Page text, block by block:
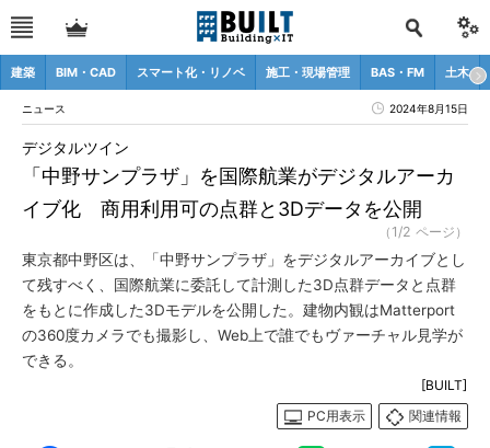
建築 BIM・CAD スマート化・リノベ 施工・現場管理 BAS・FM 土木
ニュース 2024年8月15日
「中野サンプラザ」を国際航業がデジタルアーカ
イブ化 商用利用可の点群と3Dデータを公開
デジタルツイン
（1/2 ページ）
東京都中野区は、「中野サンプラザ」をデジタルアーカイブとし
て残すべく、国際航業に委託して計測した3D点群データと点群
をもとに作成した3Dモデルを公開した。建物内観はMatterport
の360度カメラでも撮影し、Web上で誰でもヴァーチャル見学が
できる。
[BUILT]
PC用表示
関連情報